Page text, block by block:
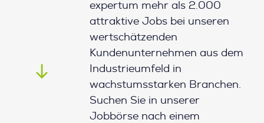
expertum mehr als 2.000
attraktive Jobs bei unseren
wertschätzenden
Kundenunternehmen aus dem
Industrieumfeld in
wachstumsstarken Branchen.
Suchen Sie in unserer
Jobbörse nach einem